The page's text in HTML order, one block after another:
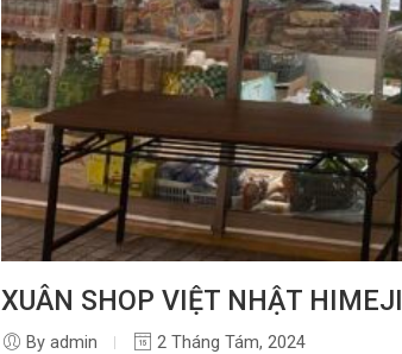
XUÂN SHOP VIỆT NHẬT HIMEJI
By admin
2 Tháng Tám, 2024